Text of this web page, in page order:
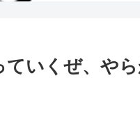
いくぜ、やら